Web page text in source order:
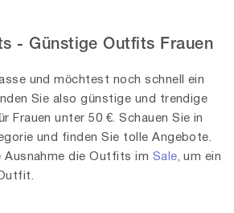
- Günstige Outfits Frauen
und möchtest noch schnell ein
Sie also günstige und trendige
Frauen unter 50 €. Schauen Sie in
und finden Sie tolle Angebote.
Ausnahme die Outfits im Sale , um ein